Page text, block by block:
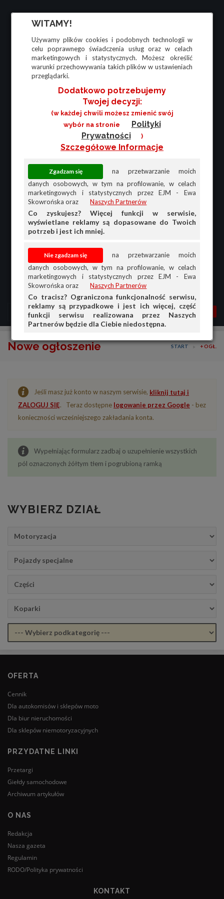
WITAMY!
Używamy plików cookies i podobnych technologii w
celu poprawnego świadczenia usług oraz w celach
marketingowych i statystycznych. Możesz określić
warunki przechowywania takich plików w ustawieniach
przeglądarki.
Dodatkowo potrzebujemy
Twojej decyzji:
(w każdej chwili możesz zmienić swój
wybór na stronie
Polityki
Prywatności
)
Szczegółowe Informacje
na przetwarzanie moich
danych osobowych, w tym na profilowanie, w celach
marketingowych i statystycznych przez EJM - Ewa
Skowrońska oraz
Naszych Partnerów
Co zyskujesz? Więcej funkcji w serwisie,
wyświetlane reklamy są dopasowane do Twoich
potrzeb i jest ich mniej.
na przetwarzanie moich
danych osobowych, w tym na profilowanie, w celach
marketingowych i statystycznych przez EJM - Ewa
Skowrońska oraz
Naszych Partnerów
Co tracisz? Ograniczona funkcjonalność serwisu,
reklamy są przypadkowe i jest ich więcej, część
funkcji serwisu realizowana przez Naszych
Partnerów będzie dla Ciebie niedostępna.
MENU MOJA AG
PRZEGLĄD
DOŁADUJ KONTO
KOSZYK
Nowe ogłoszenie START + OGŁ.
Jeśli masz już konto w naszym serwisie, kliknij tutaj i
ZALOGUJ SIĘ. Teraz dostępne logowanie przez Google - bez
konieczności wcześniejszego zakładania konta.
Wypełniając formularz zadbaj o uzupełnienie wszystkich
pól oznaczonych żółtym tłem i pogrubioną ramką
WYBIERZ DZIAŁ
OFERTA
Cennik
Dla autokomisów i sklepów moto
Dla biur nieruchomości
Dla sklepów niemotoryzacyjnych
PRZYDATNE LINKI
Przetargi
Giełdy samochodowe
Archiwum artykułów
O NAS
Redakcja
Nasza gazeta
Regulamin
RODO/Polityka prywatności
KONTAKT